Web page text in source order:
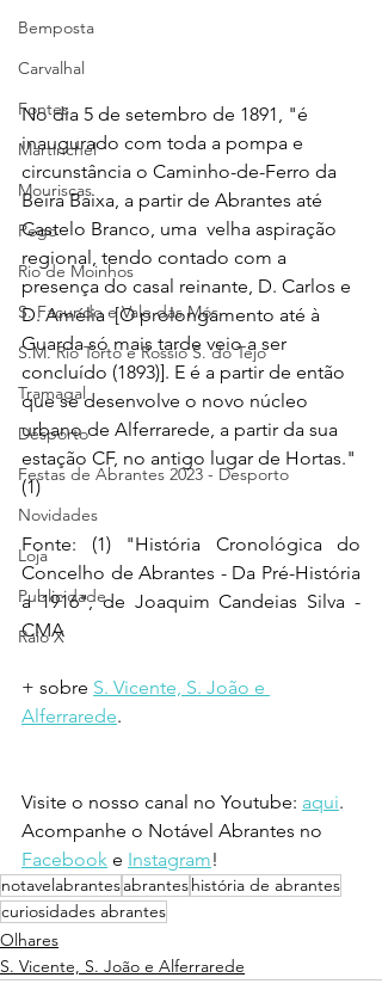
Bemposta
Carvalhal
Fontes
Martinchel
Mouriscas
Pego
Rio de Moinhos
S. Facundo e Vale das Mós
S.M. Rio Torto e Rossio S. do Tejo
Tramagal
Desporto
Festas de Abrantes 2023 - Desporto
Novidades
Loja
Publicidade
Raio X
No dia 5 de setembro de 1891, "é
inaugurado com toda a pompa e
circunstância o Caminho-de-Ferro da
Beira Baixa, a partir de Abrantes até
Castelo Branco, uma  velha aspiração
regional, tendo contado com a
presença do casal reinante, D. Carlos e
D. Amélia  [O prolongamento até à
Guarda só mais tarde veio a ser
concluído (1893)]. E é a partir de então
que se desenvolve o novo núcleo
urbano de Alferrarede, a partir da sua
estação CF, no antigo lugar de Hortas."
(1)
Fonte: (1) "História Cronológica do
Concelho de Abrantes - Da Pré-História
a 1916", de Joaquim Candeias Silva -
CMA
+ sobre S. Vicente, S. João e
Alferrarede.
Visite o nosso canal no Youtube: aqui.
Acompanhe o Notável Abrantes no
Facebook e Instagram!
notavelabrantesabranteshistória de abrantes
curiosidades abrantes
Olhares
S. Vicente, S. João e Alferrarede